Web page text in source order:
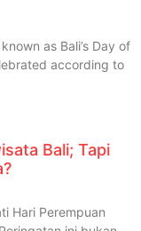
as Bali’s Day of
according to
Bali; Tapi
Hari Perempuan